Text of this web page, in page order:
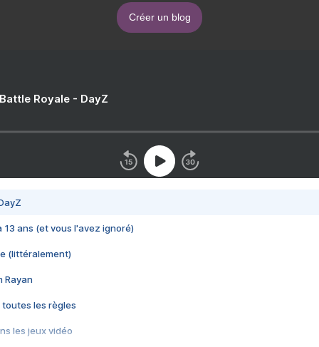
Créer un blog
Royale - DayZ
13 ans (et vous l'avez ignoré)
(littéralement)
Rayan
toutes les règles
les jeux vidéo